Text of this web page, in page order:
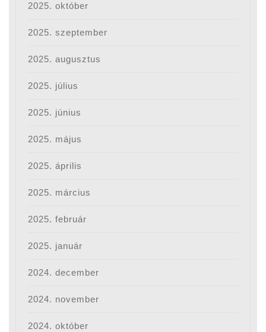
2025. október
2025. szeptember
2025. augusztus
2025. július
2025. június
2025. május
2025. április
2025. március
2025. február
2025. január
2024. december
2024. november
2024. október